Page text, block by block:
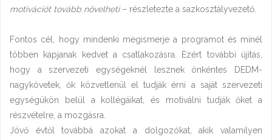
motivációt tovább növelheti– részletezte a sazkosztályvezető.
Fontos cél, hogy mindenki megismerje a programot és minél
többen kapjanak kedvet a csatlakozásra. Ezért további újítás,
hogy a szervezeti egységeknél lesznek önkéntes DEDM-
nagykövetek, ők közvetlenül el tudják érni a saját szervezeti
egységükön belül a kollégáikat, és motiválni tudják őket a
részvételre, a mozgásra.
Jövő évtől továbbá azokat a dolgozókat, akik valamilyen